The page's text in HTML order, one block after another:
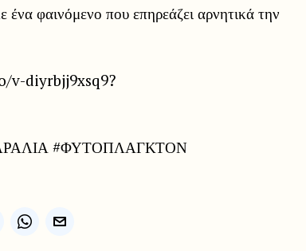
ένα φαινόμενο που επηρεάζει αρνητικά την
v-diyrbjj9xsq9?
#ΦΥΤΟΠΛΑΓΚΤΟΝ